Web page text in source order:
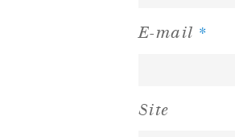
E-mail *
Site